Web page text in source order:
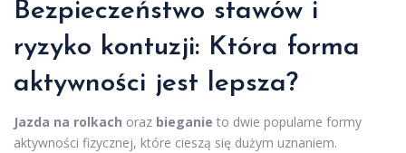
Bezpieczeństwo stawów i
ryzyko kontuzji: Która forma
aktywności jest lepsza?
Jazda na rolkach oraz bieganie to dwie popularne formy
aktywności fizycznej, które cieszą się dużym uznaniem.